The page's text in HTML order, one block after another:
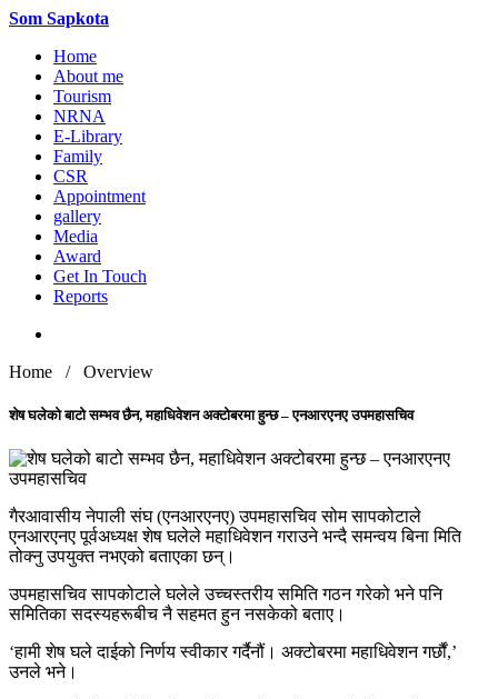
Som Sapkota
Home
About me
Tourism
NRNA
E-Library
Family
CSR
Appointment
gallery
Media
Award
Get In Touch
Reports
Home / Overview
शेष घलेको बाटो सम्भव छैन, महाधिवेशन अक्टोबरमा हुन्छ – एनआरएनए उपमहासचिव
गैरआवासीय नेपाली संघ (एनआरएनए) उपमहासचिव सोम सापकोटाले
एनआरएनए पूर्वअध्यक्ष शेष घलेले महाधिवेशन गराउने भन्दै समन्वय बिना मिति
तोक्नु उपयुक्त नभएको बताएका छन्।
उपमहासचिव सापकोटाले घलेले उच्चस्तरीय समिति गठन गरेको भने पनि
समितिका सदस्यहरूबीच नै सहमत हुन नसकेको बताए।
‘हामी शेष घले दाईको निर्णय स्वीकार गर्दैनौं। अक्टोबरमा महाधिवेशन गर्छौं,’
उनले भने।